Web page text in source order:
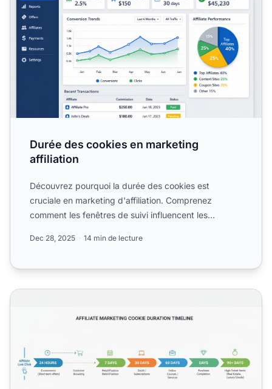
Durée des cookies en marketing
affiliation
Découvrez pourquoi la durée des cookies est
cruciale en marketing d'affiliation. Comprenez
comment les fenêtres de suivi influencent les
Dec 28, 2025 14 min de lecture
Quelle est la durée de vie recommandée des cookies